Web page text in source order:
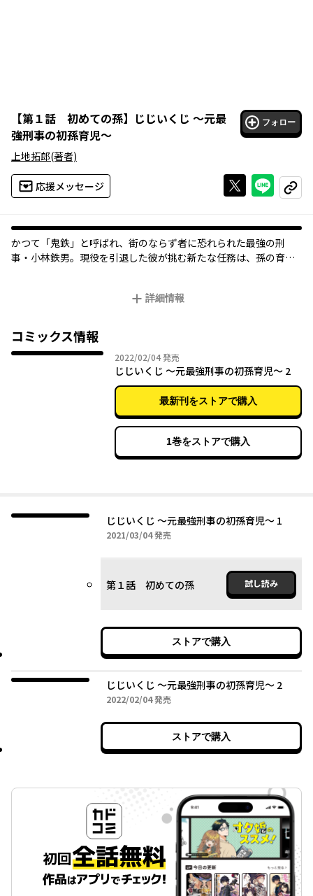
【第１話 初めての孫】 じじいくじ ～元最
強刑事の初孫育児～
フォロー
上地拓郎(著者)
応援メッセージ Xで投稿する
ライン
コピー
かつて「鬼鉄」と呼ばれ、街のならず者に恐れられた最強の刑
事・小林鉄男。現役を引退した彼が挑む新たな任務は、孫の育児
詳細情報
コミックス情報
2022/02/042022年02月04日
発売
じじいくじ ～元最強刑事の初孫育児～ 2
最新刊をストアで購入
1巻をストアで購入
じじいくじ ～元最強刑事の初孫育児～ 1
2021/03/042021年03月04日
発売
第１話 初めての孫 試し読み
ストアで購入
じじいくじ ～元最強刑事の初孫育児～ 2
2022/02/042022年02月04日
発売
ストアで購入